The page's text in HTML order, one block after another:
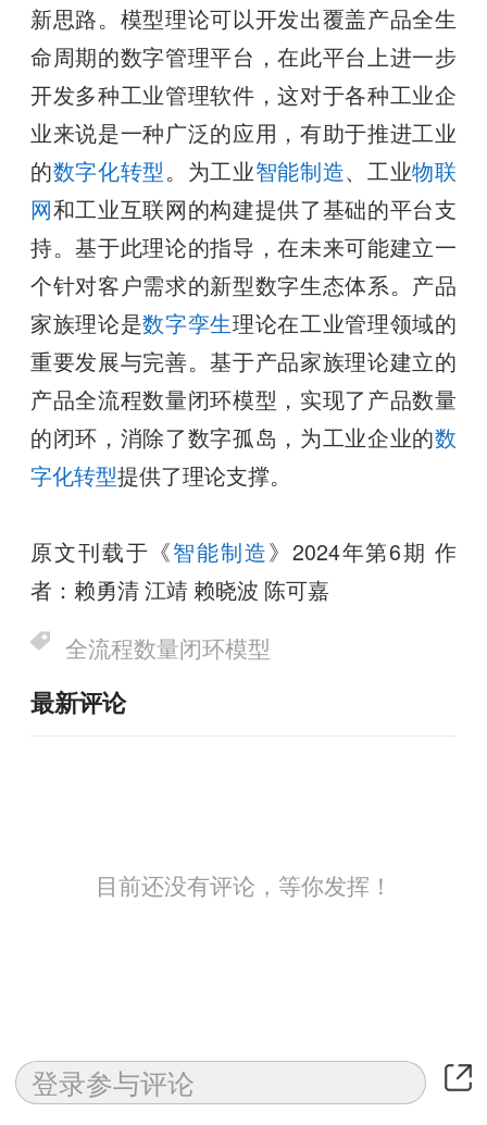
新思路。模型理论可以开发出覆盖产品全生
命周期的数字管理平台，在此平台上进一步
开发多种工业管理软件，这对于各种工业企
业来说是一种广泛的应用，有助于推进工业
的数字化转型。为工业智能制造、工业物联
网和工业互联网的构建提供了基础的平台支
持。基于此理论的指导，在未来可能建立一
个针对客户需求的新型数字生态体系。产品
家族理论是数字孪生理论在工业管理领域的
重要发展与完善。基于产品家族理论建立的
产品全流程数量闭环模型，实现了产品数量
的闭环，消除了数字孤岛，为工业企业的数
字化转型提供了理论支撑。
原文刊载于《智能制造》2024年第6期 作
者：赖勇清 江靖 赖晓波 陈可嘉
全流程数量闭环模型
最新评论
目前还没有评论，等你发挥！
相关推荐